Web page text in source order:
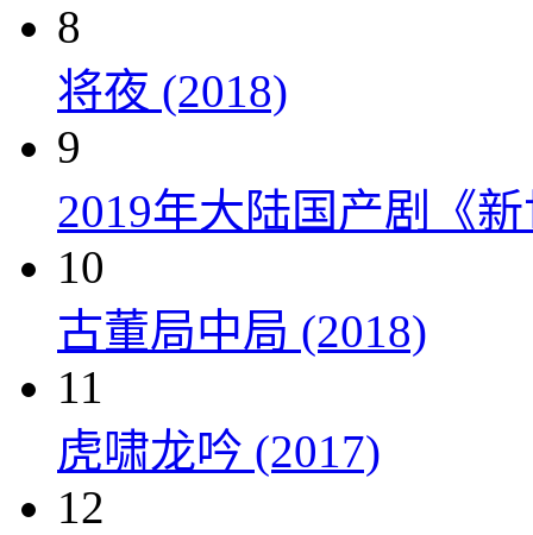
8
将夜 (2018)
9
2019年大陆国产剧《
10
古董局中局 (2018)
11
虎啸龙吟 (2017)
12